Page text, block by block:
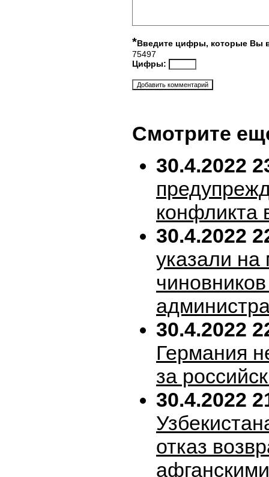
*Введите цифры, которые Вы
75497
Цифры:
Смотрите
30.4.2022
конфликта
30.4.2022
указали на
30.4.2022
Германия
за
30.4.2022
отказ